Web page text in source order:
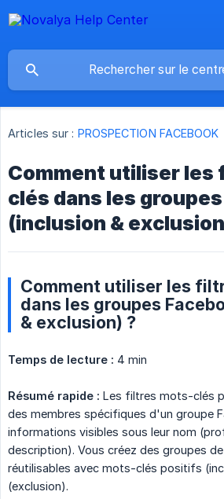
Articles sur : PROSPECTION FACEBOOK
Comment utiliser
clés dans les
(inclusion &
Comment utiliser les
dans les groupes
& exclusion) ?
Temps de lecture : 4 min
Résumé rapide : Les filtres mots-clés
des membres spécifiques d'un groupe
informations visibles sous leur nom
description). Vous créez des groupes
réutilisables avec mots-clés positifs
(exclusion).